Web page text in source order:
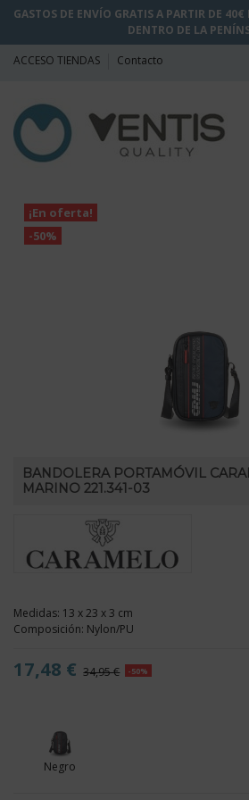
GASTOS DE ENVÍO GRATIS A PARTIR DE
DENTRO DE LA
ACCESO TIENDAS Contacto
¡En oferta!
-50%
BANDOLERA PORTAMÓVIL
MARINO 221.341-03
Medidas: 13 x 23 x 3 cm
Composición: Nylon/PU
17,48 € 34,95 € -50%
Negro